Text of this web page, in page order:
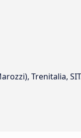
Trenitalia,